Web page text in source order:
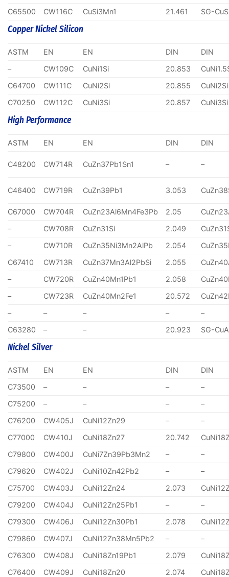
C65500
CW116C CuSi3Mn1 21.461 SG-
Copper Nickel Silicon
ASTM EN EN DIN
DIN
–
CW109C CuNi1Si 20.853
C64700
CW111C CuNi2Si 20.855
CuNi2Si
C70250
CW112C CuNi3Si 20.857 CuNi3Si
High Performance
ASTM EN EN DIN DIN
C48200 CW714R CuZn37Pb1Sn1 – –
C46400 CW719R CuZn39Pb1 3.053
C67000 CW704R CuZn23Al6Mn4Fe3Pb 2.05
–
CW708R CuZn31Si 2.049
–
CW710R CuZn35Ni3Mn2AlPb 2.054
C67410
CW713R CuZn37Mn3Al2PbSi 2.055
–
CW720R CuZn40Mn1Pb1 2.058
–
CW723R CuZn40Mn2Fe1 20.572
–
– – –
–
C63280
– – 20.923 SG-
Nickel Silver
ASTM EN EN DIN
DIN
C73500
– – –
–
C75200
– – –
–
C76200
CW405J CuNi12Zn29 –
–
C77000
CW410J CuNi18Zn27 20.742
C79800
CW400J CuNi7Zn39Pb3Mn2 –
–
C79620
CW402J CuNi10Zn42Pb2 –
–
C75700
CW403J CuNi12Zn24 2.073
C79200
CW404J CuNi12Zn25Pb1 –
–
C79300
CW406J CuNi12Zn30Pb1 2.078
C79860
CW407J CuNi12Zn38Mn5Pb2 –
–
C76300
CW408J CuNi18Zn19Pb1 2.079
C76400
CW409J CuNi18Zn20 2.074